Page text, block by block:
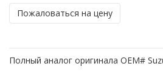
Пожаловаться на цену
Полный аналог оригинала OEM#